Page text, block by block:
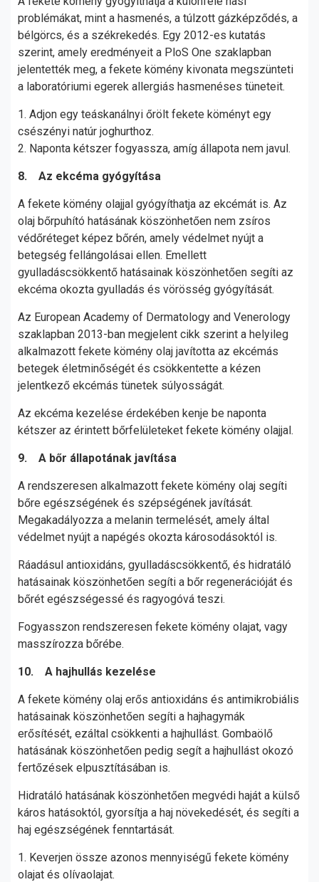
problémákat, mint a hasmenés, a túlzott gázképződés, a
bélgörcs, és a székrekedés. Egy 2012-es kutatás
szerint, amely eredményeit a PloS One szaklapban
jelentették meg, a fekete kömény kivonata megszünteti
a laboratóriumi egerek allergiás hasmenéses tüneteit.
1. Adjon egy teáskanálnyi őrölt fekete köményt egy
csészényi natúr joghurthoz.
2. Naponta kétszer fogyassza, amíg állapota nem javul.
8. Az ekcéma gyógyítása
A fekete kömény olajjal gyógyíthatja az ekcémát is. Az
olaj bőrpuhító hatásának köszönhetően nem zsíros
védőréteget képez bőrén, amely védelmet nyújt a
betegség fellángolásai ellen. Emellett
gyulladáscsökkentő hatásainak köszönhetően segíti az
ekcéma okozta gyulladás és vörösség gyógyítását.
Az European Academy of Dermatology and Venerology
szaklapban 2013-ban megjelent cikk szerint a helyileg
alkalmazott fekete kömény olaj javította az ekcémás
betegek életminőségét és csökkentette a kézen
jelentkező ekcémás tünetek súlyosságát.
Az ekcéma kezelése érdekében kenje be naponta
kétszer az érintett bőrfelületeket fekete kömény olajjal.
9. A bőr állapotának javítása
A rendszeresen alkalmazott fekete kömény olaj segíti
bőre egészségének és szépségének javítását.
Megakadályozza a melanin termelését, amely által
védelmet nyújt a napégés okozta károsodásoktól is.
Ráadásul antioxidáns, gyulladáscsökkentő, és hidratáló
hatásainak köszönhetően segíti a bőr regenerációját és
bőrét egészségessé és ragyogóvá teszi.
Fogyasszon rendszeresen fekete kömény olajat, vagy
masszírozza bőrébe.
10. A hajhullás kezelése
A fekete kömény olaj erős antioxidáns és antimikrobiális
hatásainak köszönhetően segíti a hajhagymák
erősítését, ezáltal csökkenti a hajhullást. Gombaölő
hatásának köszönhetően pedig segít a hajhullást okozó
fertőzések elpusztításában is.
Hidratáló hatásának köszönhetően megvédi haját a külső
káros hatásoktól, gyorsítja a haj növekedését, és segíti a
haj egészségének fenntartását.
1. Keverjen össze azonos mennyiségű fekete kömény
olajat és olívaolajat.